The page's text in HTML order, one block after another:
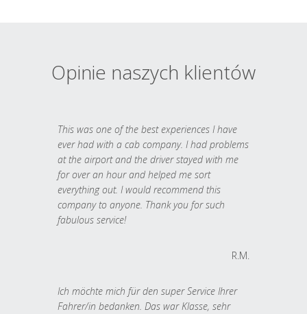
Opinie naszych klientów
This was one of the best experiences I have
ever had with a cab company. I had problems
at the airport and the driver stayed with me
for over an hour and helped me sort
everything out. I would recommend this
company to anyone. Thank you for such
fabulous service!
R.M.
Ich möchte mich für den super Service Ihrer
Fahrer/in bedanken. Das war Klasse, sehr